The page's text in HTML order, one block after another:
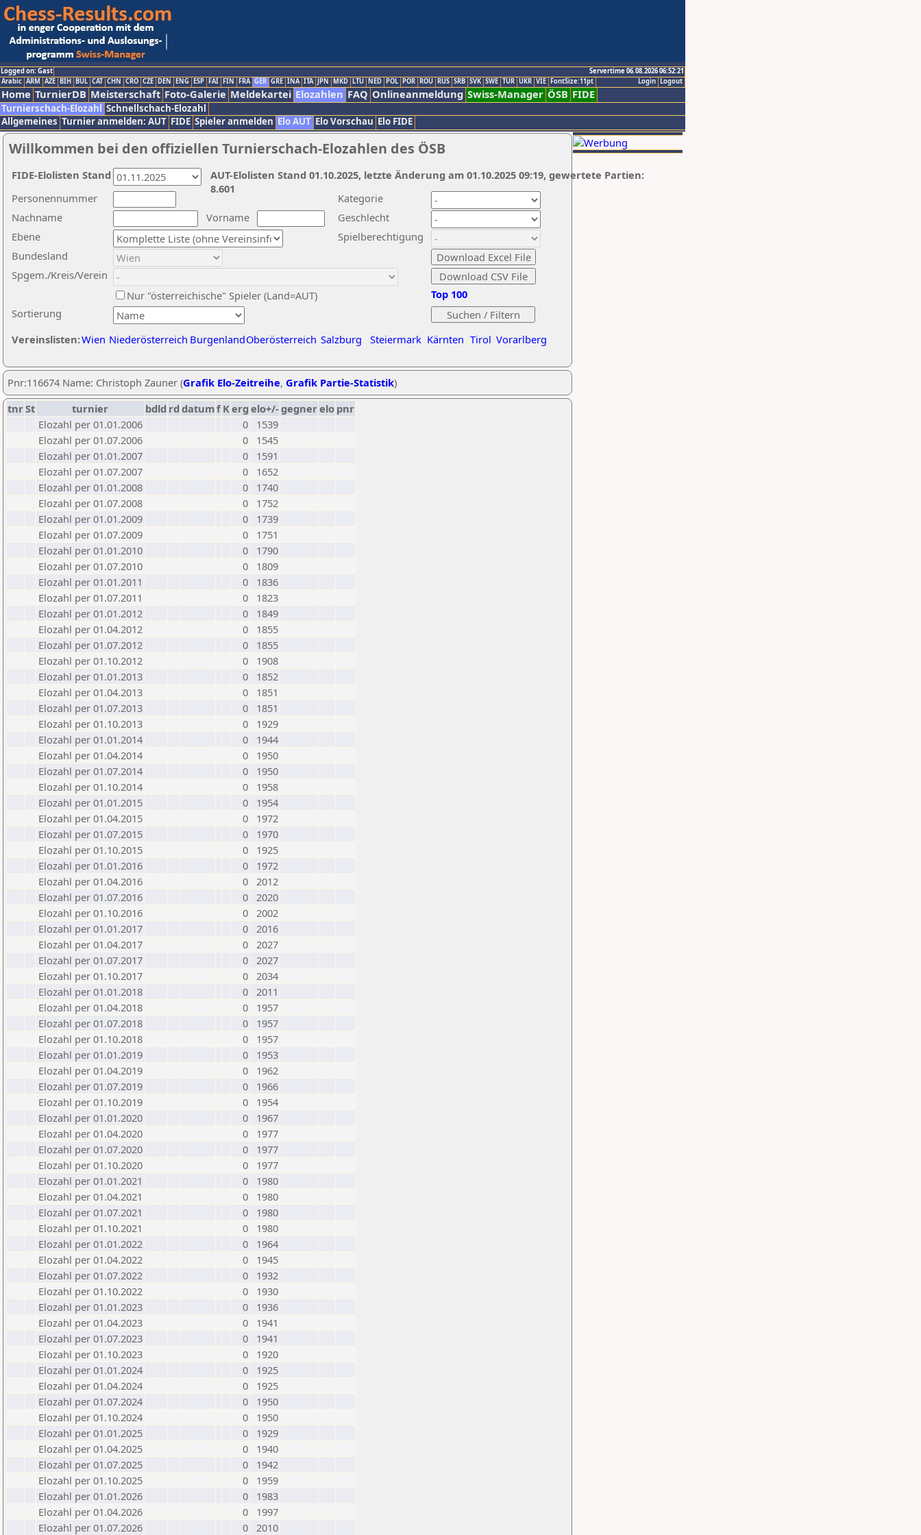
Logged on: Gast
Servertime 06.08.2026 06:52:21
Logout
Login
Arabic ARM AZE BIH BUL CAT CHN CRO CZE DEN ENG ESP FAI FIN FRA GER GRE INA ITA JPN MKD LTU NED POL POR ROU RUS SRB SVK SWE TUR UKR VIE FontSize:11pt
Home TurnierDB Meisterschaft Foto-Galerie Meldekartei Elozahlen FAQ Onlineanmeldung Swiss-Manager ÖSB FIDE
Turnierschach-Elozahl Schnellschach-Elozahl
Allgemeines Turnier anmelden: AUT FIDE Spieler anmelden Elo AUT Elo Vorschau Elo FIDE
Willkommen bei den offiziellen Turnierschach-Elozahlen des ÖSB
Nachname
Vorname
Ebene
Kategorie
Sortierung
Personennummer
Bundesland
Spgem./Kreis/Verein
Geschlecht
Nur "österreichische" Spieler (Land=AUT)
Spielberechtigung
Vereinslisten:Wien Niederösterreich BurgenlandOberösterreich Salzburg Steiermark Kärnten Tirol Vorarlberg
Top 100
AUT-Elolisten Stand 01.10.2025, letzte Änderung am 01.10.2025 09:19, gewertete Partien:
8.601
FIDE-Elolisten Stand
Pnr:116674 Name: Christoph Zauner (Grafik Elo-Zeitreihe, Grafik Partie-Statistik)
tnrSt turnier bdld rd datumf Kerg elo+/-gegnerelo pnr
Elozahl per 01.01.2006
0
1539
Elozahl per 01.07.2006
0
1545
Elozahl per 01.01.2007
0
1591
Elozahl per 01.07.2007
0
1652
Elozahl per 01.01.2008
0
1740
Elozahl per 01.07.2008
0
1752
Elozahl per 01.01.2009
0
1739
Elozahl per 01.07.2009
0
1751
Elozahl per 01.01.2010
0
1790
Elozahl per 01.07.2010
0
1809
Elozahl per 01.01.2011
0
1836
Elozahl per 01.07.2011
0
1823
Elozahl per 01.01.2012
0
1849
Elozahl per 01.04.2012
0
1855
Elozahl per 01.07.2012
0
1855
Elozahl per 01.10.2012
0
1908
Elozahl per 01.01.2013
0
1852
Elozahl per 01.04.2013
0
1851
Elozahl per 01.07.2013
0
1851
Elozahl per 01.10.2013
0
1929
Elozahl per 01.01.2014
0
1944
Elozahl per 01.04.2014
0
1950
Elozahl per 01.07.2014
0
1950
Elozahl per 01.10.2014
0
1958
Elozahl per 01.01.2015
0
1954
Elozahl per 01.04.2015
0
1972
Elozahl per 01.07.2015
0
1970
Elozahl per 01.10.2015
0
1925
Elozahl per 01.01.2016
0
1972
Elozahl per 01.04.2016
0 2012
Elozahl per 01.07.2016
0 2020
Elozahl per 01.10.2016
0 2002
Elozahl per 01.01.2017
0 2016
Elozahl per 01.04.2017
0 2027
Elozahl per 01.07.2017
0 2027
Elozahl per 01.10.2017
0 2034
Elozahl per 01.01.2018
0 2011
Elozahl per 01.04.2018
0
1957
Elozahl per 01.07.2018
0
1957
Elozahl per 01.10.2018
0
1957
Elozahl per 01.01.2019
0
1953
Elozahl per 01.04.2019
0
1962
Elozahl per 01.07.2019
0
1966
Elozahl per 01.10.2019
0
1954
Elozahl per 01.01.2020
0
1967
Elozahl per 01.04.2020
0
1977
Elozahl per 01.07.2020
0
1977
Elozahl per 01.10.2020
0
1977
Elozahl per 01.01.2021
0
1980
Elozahl per 01.04.2021
0
1980
Elozahl per 01.07.2021
0
1980
Elozahl per 01.10.2021
0
1980
Elozahl per 01.01.2022
0
1964
Elozahl per 01.04.2022
0
1945
Elozahl per 01.07.2022
0
1932
Elozahl per 01.10.2022
0
1930
Elozahl per 01.01.2023
0
1936
Elozahl per 01.04.2023
0
1941
Elozahl per 01.07.2023
0
1941
Elozahl per 01.10.2023
0
1920
Elozahl per 01.01.2024
0
1925
Elozahl per 01.04.2024
0
1925
Elozahl per 01.07.2024
0
1950
Elozahl per 01.10.2024
0
1950
Elozahl per 01.01.2025
0
1929
Elozahl per 01.04.2025
0
1940
Elozahl per 01.07.2025
0
1942
Elozahl per 01.10.2025
0
1959
Elozahl per 01.01.2026
0
1983
Elozahl per 01.04.2026
0
1997
Elozahl per 01.07.2026
0 2010